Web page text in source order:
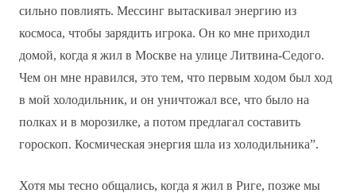
сильно повлиять. Мессинг вытаскивал энергию из
космоса, чтобы зарядить игрока. Он ко мне приходил
домой, когда я жил в Москве на улице Литвина-Седого.
Чем он мне нравился, это тем, что первым ходом был ход
в мой холодильник, и он уничтожал все, что было на
полках и в морозилке, а потом предлагал составить
гороскоп. Космическая энергия шла из холодильника”.
Хотя мы тесно общались, когда я жил в Риге, позже мы